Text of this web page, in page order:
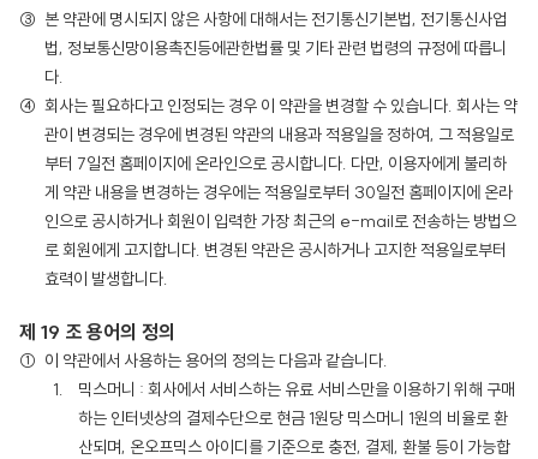
본 약관에 명시되지 않은 사항에 대해서는 전기통신기본법, 전기통신사업
법, 정보통신망이용촉진등에관한법률 및 기타 관련 법령의 규정에 따릅니
다.
회사는 필요하다고 인정되는 경우 이 약관을 변경할 수 있습니다. 회사는 약
관이 변경되는 경우에 변경된 약관의 내용과 적용일을 정하여, 그 적용일로
부터 7일전 홈페이지에 온라인으로 공시합니다. 다만, 이용자에게 불리하
게 약관 내용을 변경하는 경우에는 적용일로부터 30일전 홈페이지에 온라
인으로 공시하거나 회원이 입력한 가장 최근의 e-mail로 전송하는 방법으
로 회원에게 고지합니다. 변경된 약관은 공시하거나 고지한 적용일로부터
효력이 발생합니다.
제 19 조 용어의 정의
이 약관에서 사용하는 용어의 정의는 다음과 같습니다.
믹스머니 : 회사에서 서비스하는 유료 서비스만을 이용하기 위해 구매
하는 인터넷상의 결제수단으로 현금 1원당 믹스머니 1원의 비율로 환
산되며, 온오프믹스 아이디를 기준으로 충전, 결제, 환불 등이 가능합